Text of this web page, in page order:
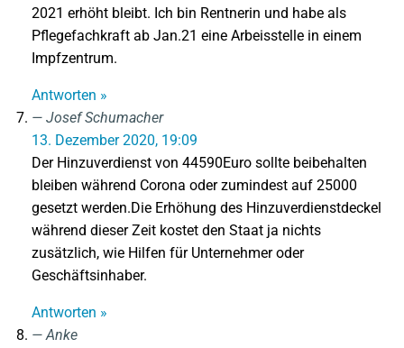
2021 erhöht bleibt. Ich bin Rentnerin und habe als
Pflegefachkraft ab Jan.21 eine Arbeisstelle in einem
Impfzentrum.
Antworten »
Josef Schumacher
13. Dezember 2020, 19:09
Der Hinzuverdienst von 44590Euro sollte beibehalten
bleiben während Corona oder zumindest auf 25000
gesetzt werden.Die Erhöhung des Hinzuverdienstdeckel
während dieser Zeit kostet den Staat ja nichts
zusätzlich, wie Hilfen für Unternehmer oder
Geschäftsinhaber.
Antworten »
Anke